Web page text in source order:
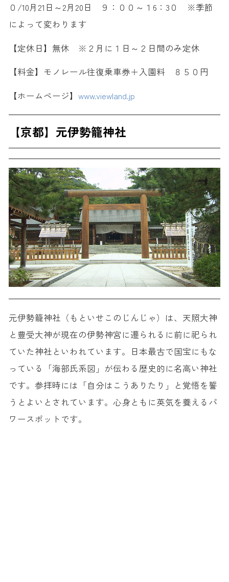
０/10月21日～2月20日 ９：００～１6：3０ ※季節
によって変わります
【定休日】無休 ※２月に１日～２日間のみ定休
【料金】モノレール往復乗車券＋入園料 ８５０円
【ホームページ】 www.viewland.jp
【京都】元伊勢籠神社
元伊勢籠神社（もといせこのじんじゃ）は、天照大神
と豊受大神が現在の伊勢神宮に遷られるに前に祀られ
ていた神社といわれています。日本最古で国宝にもな
っている「海部氏系図」が伝わる歴史的に名高い神社
です。参拝時には「自分はこうありたり」と覚悟を誓
うとよいとされています。心身ともに英気を養えるパ
ワースポットです。